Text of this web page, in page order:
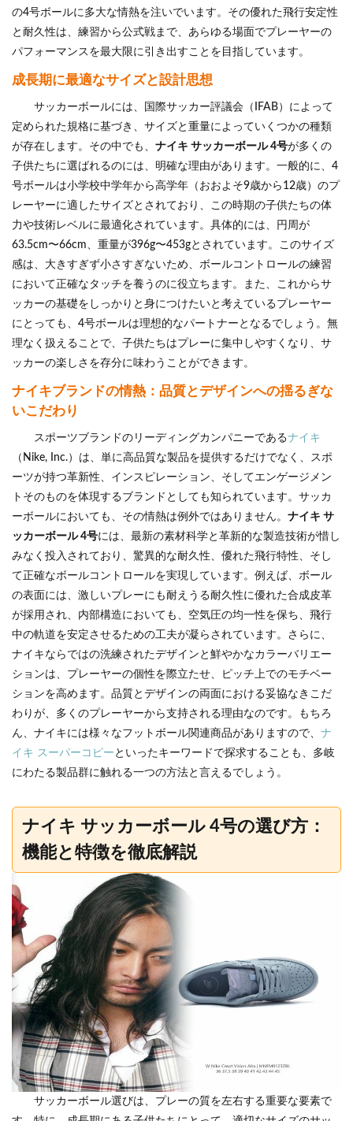
の4号ボールに多大な情熱を注いでいます。その優れた飛行安定性
と耐久性は、練習から公式戦まで、あらゆる場面でプレーヤーの
パフォーマンスを最大限に引き出すことを目指しています。
成長期に最適なサイズと設計思想
サッカーボールには、国際サッカー評議会（IFAB）によって
定められた規格に基づき、サイズと重量によっていくつかの種類
が存在します。その中でも、 ナイキ サッカーボール 4号が多くの
子供たちに選ばれるのには、明確な理由があります。一般的に、4
号ボールは小学校中学年から高学年（おおよそ9歳から12歳）のプ
レーヤーに適したサイズとされており、この時期の子供たちの体
力や技術レベルに最適化されています。具体的には、円周が
63.5cm〜66cm、重量が396g〜453gとされています。このサイズ
感は、大きすぎず小さすぎないため、ボールコントロールの練習
において正確なタッチを養うのに役立ちます。また、これからサ
ッカーの基礎をしっかりと身につけたいと考えているプレーヤー
にとっても、4号ボールは理想的なパートナーとなるでしょう。無
理なく扱えることで、子供たちはプレーに集中しやすくなり、サ
ッカーの楽しさを存分に味わうことができます。
ナイキブランドの情熱：品質とデザインへの揺るぎな
いこだわり
スポーツブランドのリーディングカンパニーであるナイキ
（Nike, Inc.）は、単に高品質な製品を提供するだけでなく、スポ
ーツが持つ革新性、インスピレーション、そしてエンゲージメン
トそのものを体現するブランドとしても知られています。サッカ
ーボールにおいても、その情熱は例外ではありません。 ナイキ サ
ッカーボール 4号には、最新の素材科学と革新的な製造技術が惜し
みなく投入されており、驚異的な耐久性、優れた飛行特性、そし
て正確なボールコントロールを実現しています。例えば、ボール
の表面には、激しいプレーにも耐えうる耐久性に優れた合成皮革
が採用され、内部構造においても、空気圧の均一性を保ち、飛行
中の軌道を安定させるための工夫が凝らされています。さらに、
ナイキならではの洗練されたデザインと鮮やかなカラーバリエー
ションは、プレーヤーの個性を際立たせ、ピッチ上でのモチベー
ションを高めます。品質とデザインの両面における妥協なきこだ
わりが、多くのプレーヤーから支持される理由なのです。もちろ
ん、ナイキには様々なフットボール関連商品がありますので、 ナ
イキ スーパーコピー といったキーワードで探求することも、多岐
にわたる製品群に触れる一つの方法と言えるでしょう。
ナイキ サッカーボール 4号の選び方：
機能と特徴を徹底解説
サッカーボール選びは、プレーの質を左右する重要な要素で